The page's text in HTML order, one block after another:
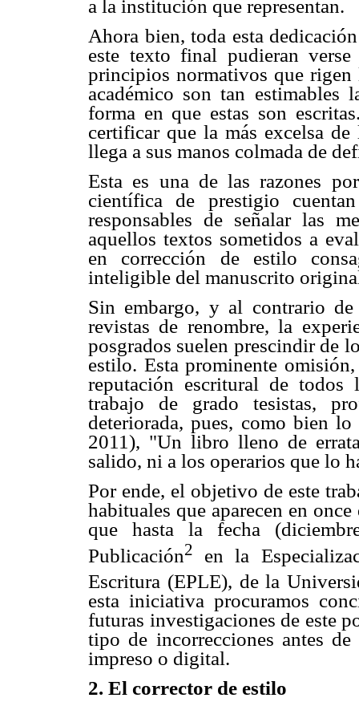
a la institución que representan.
Ahora bien, toda esta
este texto final pudieran
principios normativos que rigen
académico son tan estimables
forma en que estas son
certificar que la más excelsa
llega a sus manos colmada de
Esta es una de las razones
científica de prestigio
responsables de señalar las
aquellos textos sometidos a
en corrección de estilo
inteligible del manuscrito
Sin embargo, y al contrario
revistas de renombre, la
posgrados suelen prescindir de
estilo. Esta prominente
reputación escritural de
trabajo de grado tesistas,
deteriorada, pues, como bien
2011), "Un libro lleno de
salido, ni a los operarios que lo
Por ende, el objetivo de este
habituales que aparecen en
que hasta la fecha
Publicación2 en la
Escritura (EPLE), de la
esta iniciativa procuramos
futuras investigaciones de este
tipo de incorrecciones antes
impreso o digital.
2. El corrector de estilo